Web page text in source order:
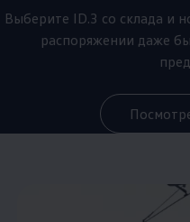
Выберите ID.3 со склада и
распоряжении даже